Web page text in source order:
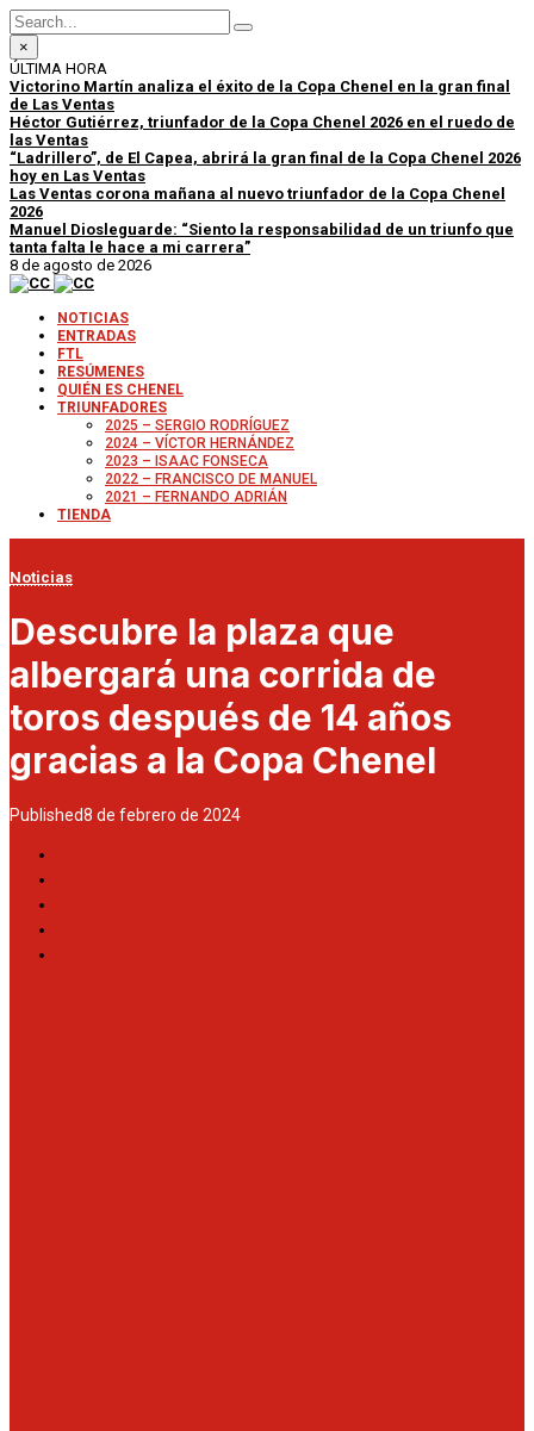
×
ÚLTIMA HORA
Victorino Martín analiza el éxito de la Copa Chenel en la gran final
de Las Ventas
Héctor Gutiérrez, triunfador de la Copa Chenel 2026 en el ruedo de
las Ventas
“Ladrillero”, de El Capea, abrirá la gran final de la Copa Chenel 2026
hoy en Las Ventas
Las Ventas corona mañana al nuevo triunfador de la Copa Chenel
2026
Manuel Diosleguarde: “Siento la responsabilidad de un triunfo que
tanta falta le hace a mi carrera”
8 de agosto de 2026
NOTICIAS
ENTRADAS
FTL
RESÚMENES
QUIÉN ES CHENEL
TRIUNFADORES
2025 – SERGIO RODRÍGUEZ
2024 – VÍCTOR HERNÁNDEZ
2023 – ISAAC FONSECA
2022 – FRANCISCO DE MANUEL
2021 – FERNANDO ADRIÁN
TIENDA
Noticias
Descubre la plaza que
albergará una corrida de
toros después de 14 años
gracias a la Copa Chenel
Published8 de febrero de 2024